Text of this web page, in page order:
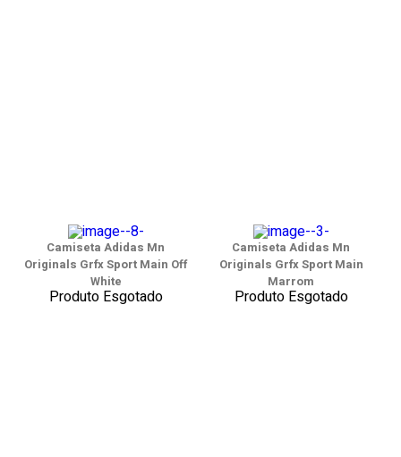
Camiseta Adidas Mn
Originals Grfx Sport Main Off
White
Produto Esgotado
Camiseta Adidas Mn
Originals Grfx Sport Main
Marrom
Produto Esgotado